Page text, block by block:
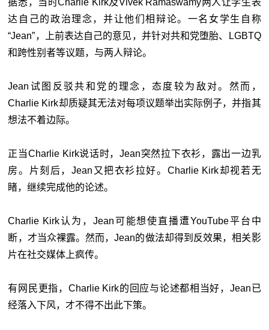
据悉，当时Charlie Kirk及Vivek Ramaswamy两人让学生表
达自己的政治理念，并让他们相辩论。一名女学生自称
“Jean”，上前表达自己的意见，并针对共和党堕胎、LGBTQ
和跨性别者等议题，与两人辩论。
Jean试图反驳共和党的理念，态度较为敌对。然而，
Charlie Kirk却质疑其无法对每项议题举出实际例子，并指其
想法不着边际。
正当Charlie Kirk说话时，Jean突然拉下衣衫，露出一边乳
房。片刻后，Jean又把衣衫拉好。Charlie Kirk却视若无
睹，继续完成他的论述。
Charlie Kirk认为，Jean可能想使直播遭YouTube平台中
断，才当众裸露。然而，Jean的做法却得到反效果，相关影
片在社交媒体上疯传。
有网民更指，Charlie Kirk的回应与论述都相当好，Jean已
经落入下风，才不得不出此下策。